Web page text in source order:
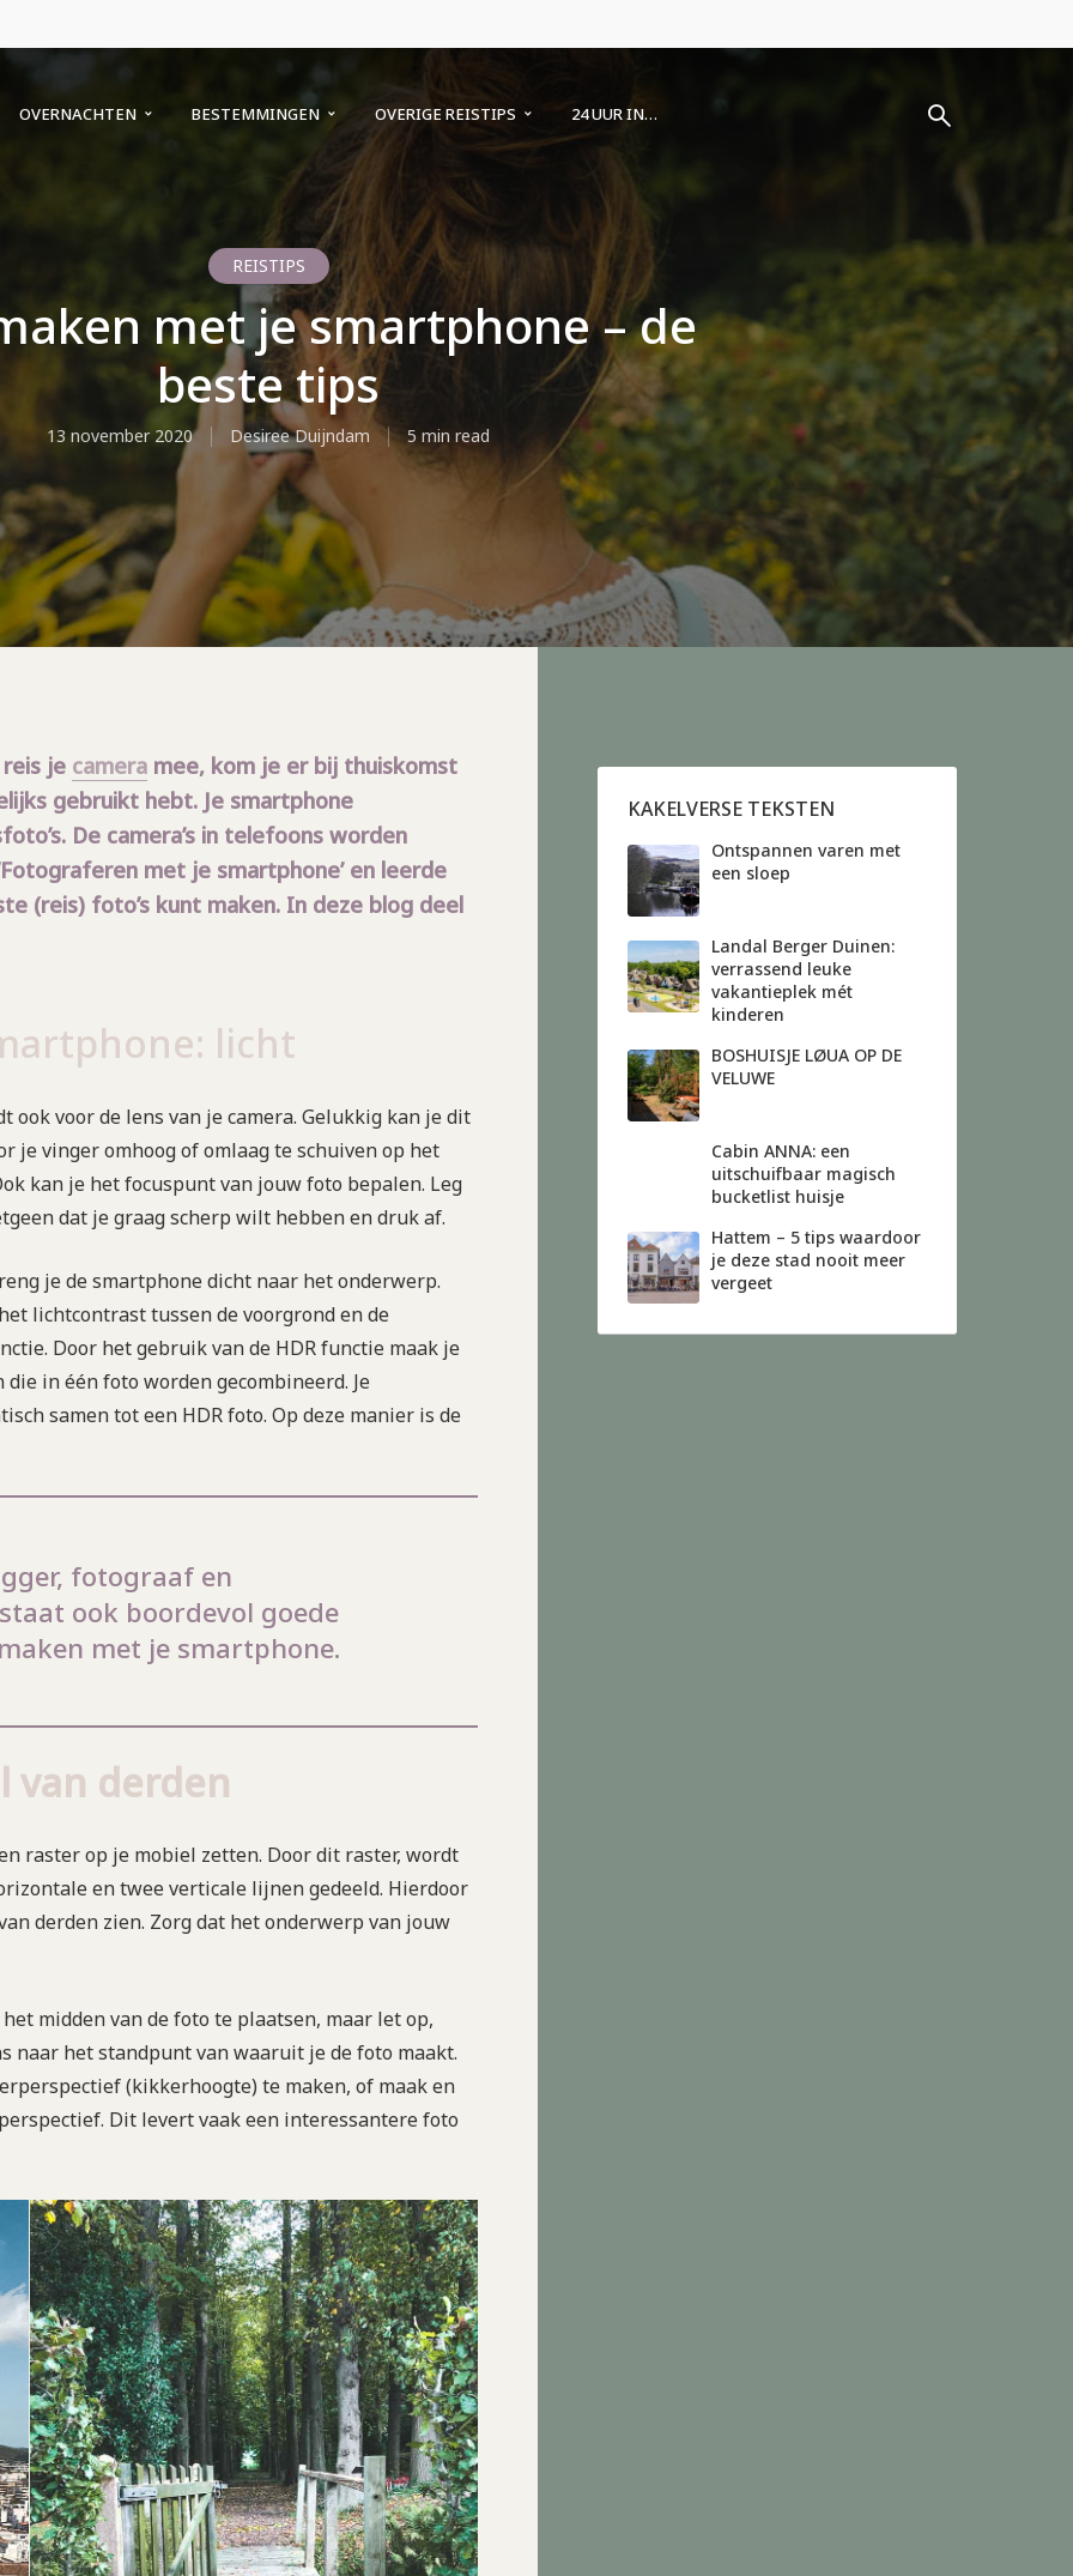
OVERNACHTEN BESTEMMINGEN OVERIGE REISTIPS 24 UUR IN…
REISTIPS
met je smartphone – de
beste tips
13 november 2020 Desiree Duijndam 5 min read
je camera mee, kom je er bij thuiskomst
gebruikt hebt. Je smartphone
De camera’s in telefoons worden
met je smartphone’ en leerde
(reis) foto’s kunt maken. In deze blog deel
licht
voor de lens van je camera. Gelukkig kan je dit
je vinger omhoog of omlaag te schuiven op het
kan je het focuspunt van jouw foto bepalen. Leg
dat je graag scherp wilt hebben en druk af.
je de smartphone dicht naar het onderwerp.
lichtcontrast tussen de voorgrond en de
Door het gebruik van de HDR functie maak je
in één foto worden gecombineerd. Je
samen tot een HDR foto. Op deze manier is de
fotograaf en
ook boordevol goede
met je smartphone.
van derden
raster op je mobiel zetten. Door dit raster, wordt
en twee verticale lijnen gedeeld. Hierdoor
derden zien. Zorg dat het onderwerp van jouw
midden van de foto te plaatsen, maar let op,
naar het standpunt van waaruit je de foto maakt.
(kikkerhoogte) te maken, of maak en
Dit levert vaak een interessantere foto
KAKELVERSE TEKSTEN
Ontspannen varen met
een sloep
Landal Berger Duinen:
verrassend leuke
vakantieplek mét
kinderen
BOSHUISJE LØUA OP DE
VELUWE
Cabin ANNA: een
uitschuifbaar magisch
bucketlist huisje
Hattem – 5 tips waardoor
je deze stad nooit meer
vergeet